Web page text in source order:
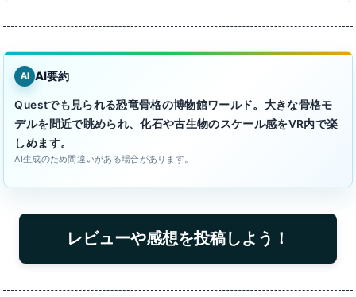
AI AI要約
Questでも見られる恐竜骨格の博物館ワールド。大きな骨格モ
デルを間近で眺められ、化石や古生物のスケール感をVR内で楽
しめます。
AI生成のため間違いがある場合があります。
レビューや感想を投稿しよう！